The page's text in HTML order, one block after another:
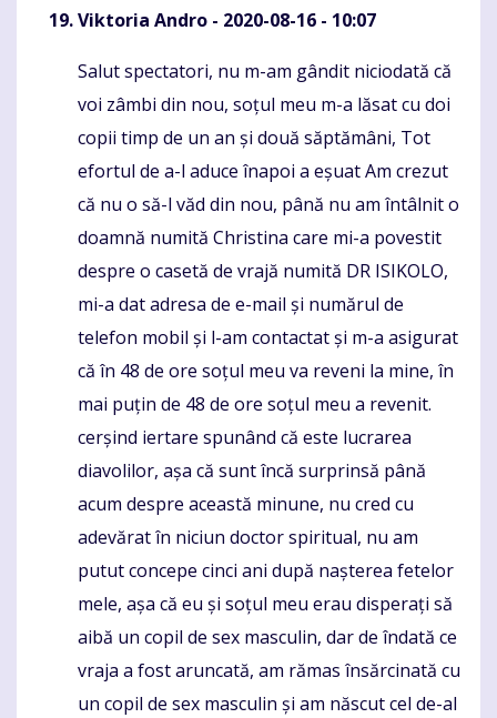
Viktoria Andro - 2020-08-16 - 10:07
Komentaras
Salut spectatori, nu m-am gândit niciodată că
voi zâmbi din nou, soțul meu m-a lăsat cu doi
copii timp de un an și două săptămâni, Tot
efortul de a-l aduce înapoi a eșuat Am crezut
că nu o să-l văd din nou, până nu am întâlnit o
doamnă numită Christina care mi-a povestit
despre o casetă de vrajă numită DR ISIKOLO,
mi-a dat adresa de e-mail și numărul de
telefon mobil și l-am contactat și m-a asigurat
că în 48 de ore soțul meu va reveni la mine, în
mai puțin de 48 de ore soțul meu a revenit.
cerșind iertare spunând că este lucrarea
diavolilor, așa că sunt încă surprinsă până
acum despre această minune, nu cred cu
adevărat în niciun doctor spiritual, nu am
putut concepe cinci ani după nașterea fetelor
mele, așa că eu și soțul meu erau disperați să
aibă un copil de sex masculin, dar de îndată ce
vraja a fost aruncată, am rămas însărcinată cu
un copil de sex masculin și am născut cel de-al